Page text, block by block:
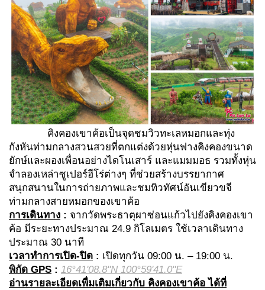
คิงคองเขาค้อเป็นจุดชมวิวทะเลหมอกและทุ่ง
กังหันท่ามกลางสวนสวยที่ตกแต่งด้วยหุ่นฟางคิงคองขนาด
ยักษ์และผองเพื่อนอย่างไดโนเสาร์ และแมมมอธ รวมทั้งหุ่น
จำลองเหล่าซูเปอร์ฮีโร่ต่างๆ ที่ช่วยสร้างบรรยากาศ
สนุกสนานในการถ่ายภาพและชมทิวทัศน์อันเขียวขจี
ท่ามกลางสายหมอกของเขาค้อ
การเดินทาง : จากวัดพระธาตุผาซ่อนแก้วไปยังคิงคองเขา
ค้อ มีระยะทางประมาณ 24.9 กิโลเมตร ใช้เวลาเดินทาง
ประมาณ 30 นาที
เวลาทำการเปิด-ปิด : เปิดทุกวัน 09:00 น. – 19:00 น.
พิกัด GPS : 16°41'08.8"N 100°59'41.0"E
อ่านรายละเอียดเพื่มเติมเกี่ยวกับ คิงคองเขาค้อ ได้ที่